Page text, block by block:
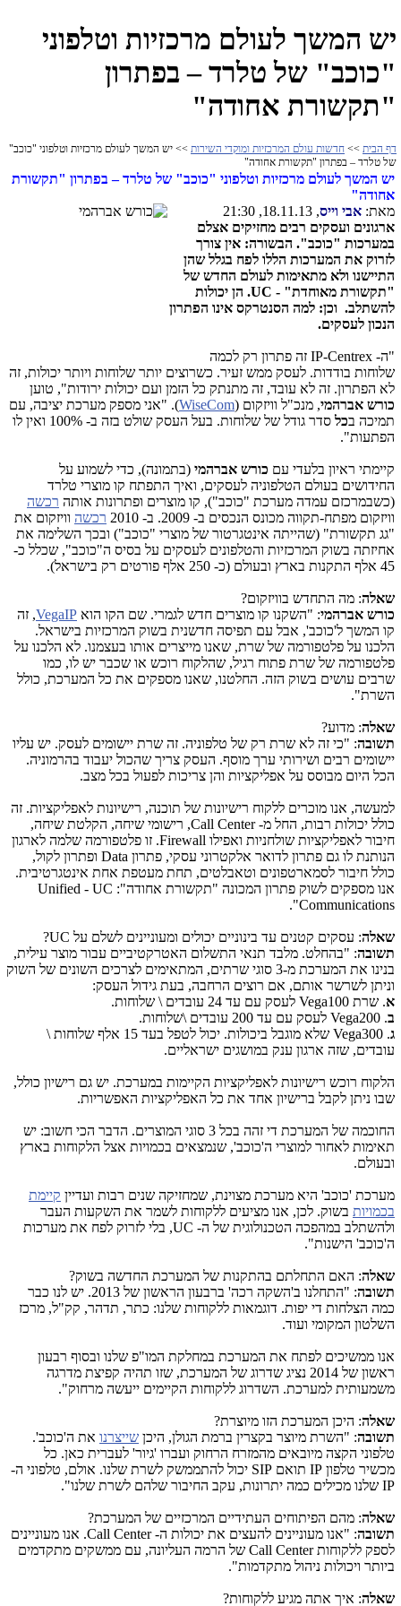
יש המשך לעולם מרכזיות וטלפוני
"כוכב" של טלרד – בפתרון
"תקשורת אחודה"
דף הבית >> חדשות עולם המרכזיות ומוקדי השירות >> יש המשך לעולם מרכזיות וטלפוני "כוכב"
של טלרד – בפתרון "תקשורת אחודה"
יש המשך לעולם מרכזיות וטלפוני "כוכב" של טלרד – בפתרון "תקשורת
אחודה"
מאת: אבי וייס, 18.11.13, 21:30
ארגונים ועסקים רבים מחזיקים אצלם
במערכות "כוכב". הבשורה: אין צורך
לזרוק את המערכות הללו לפח בגלל שהן
התיישנו ולא מתאימות לעולם החדש של
"תקשורת מאוחדת" -
UC. הן יכולות
להשתלב. וכן: למה הסנטרקס אינו הפתרון
הנכון לעסקים.
"ה- IP-Centrex זה פתרון רק לכמה
שלוחות בודדות. לעסק ממש זעיר. כשרוצים יותר שלוחות ויותר יכולות, זה
לא הפתרון. זה לא עובד, זה מתנתק כל הזמן ועם יכולות ירודות", טוען
כורש אברהמי, מנכ"ל וויזקום (WiseCom). "אני מספק מערכת יציבה, עם
תמיכה בכל
סדר גודל של שלוחות. בעל העסק שולט בזה ב- 100% ואין לו
הפתעות".
קיימתי ראיון בלעדי עם כורש אברהמי (בתמונה), כדי לשמוע על
החידושים בעולם הטלפוניה לעסקים, ואיך התפתח קו מוצרי טלרד
(כשבמרכזם עמדה מערכת "כוכב"), קו מוצרים ופתרונות אותה רכשה
וויזקום מפתח-תקווה מכונס הנכסים ב- 2009. ב- 2010
רכשה וויזקום את
"גג תקשורת" (שהייתה אינטגרטור של מוצרי "כוכב") ובכך השלימה את
אחיזתה בשוק המרכזיות והטלפונים לעסקים על בסיס ה"כוכב", שכלל כ-
45 אלף התקנות בארץ ובעולם (כ- 250 אלף פורטים רק בישראל).
שאלה: מה התחדש בוויזקום?
כורש אברהמי: "השקנו קו מוצרים חדש לגמרי. שם הקו הוא VegaIP, זה
קו המשך ל'כוכב', אבל עם תפיסה חדשנית בשוק המרכזיות בישראל.
הלכנו על פלטפורמה של שרת, שאנו מייצרים אותו בעצמנו. לא הלכנו על
פלטפורמה של שרת פתוח רגיל, שהלקוח רוכש או שכבר יש לו, כמו
שרבים עושים בשוק הזה. החלטנו, שאנו מספקים את כל המערכת, כולל
השרת".
שאלה: מדוע?
תשובה: "כי זה לא שרת רק של טלפוניה. זה שרת יישומים לעסק. יש עליו
יישומים רבים ושירותי ערך מוסף. העסק צריך שהכול יעבוד בהרמוניה.
הכל היום מבוסס על אפליקציות והן צריכות לפעול בכל מצב.
למעשה, אנו מוכרים ללקוח רישיונות של תוכנה, רישיונות לאפליקציות. זה
כולל יכולות רבות, החל מ-Call Center, רישומי שיחה, הקלטת שיחה,
חיבור לאפליקציות שולחניות ואפילו Firewall. זו פלטפורמה שלמה לארגון
הנותנת לו גם פתרון לדואר אלקטרוני עסקי, פתרון Data ופתרון לקול,
כולל חיבור לסמארטפונים וטאבלטים, תחת מעטפת אחת אינטגרטיבית.
אנו מספקים לשוק פתרון המכונה "תקשורת אחודה": UC
-
Unified
Communications
".
שאלה: עסקים קטנים עד בינוניים יכולים ומעוניינים לשלם על UC
?
תשובה: "בהחלט. מלבד תנאי התשלום האטרקטיביים עבור מוצר עילית,
בנינו את המערכת מ-3 סוגי שרתים, המתאימים לצרכים השונים של השוק
וניתן לשרשר אותם, אם רוצים הרחבה, בעת גידול העסק:
א. שרת Vega100 לעסק עם עד 24 עובדים \ שלוחות.
ב.
Vega200 לעסק עם עד 200 עובדים \שלוחות.
ג.
Vega300
שלא מוגבל ביכולות. יכול לטפל בעד 15 אלף שלוחות \
עובדים, שזה ארגון ענק במושגים ישראליים.
הלקוח רוכש רישיונות לאפליקציות הקיימות במערכת. יש גם רישיון כולל,
שבו ניתן לקבל ברישיון אחד את כל האפליקציות האפשריות.
החוכמה של המערכת די זהה בכל 3 סוגי המוצרים. הדבר הכי חשוב: יש
תאימות לאחור למוצרי ה'כוכב', שנמצאים בכמויות אצל הלקוחות בארץ
ובעולם.
מערכת 'כוכב' היא מערכת מצוינת, שמחזיקה שנים רבות ועדיין קיימת
בכמויות בשוק. לכן, אנו מציעים ללקוחות לשמר את השקעות העבר
ולהשתלב במהפכה הטכנולוגית של ה- UC, בלי לזרוק לפח את מערכות
ה'כוכב' הישנות".
שאלה: האם התחלתם בהתקנות של המערכת החדשה בשוק?
תשובה
: "התחלנו ב'השקה רכה' ברבעון הראשון של 2013. יש לנו כבר
כמה הצלחות די יפות. דוגמאות ללקוחות שלנו: כתר, תדהר, קק"ל, מרכז
השלטון המקומי ועוד.
אנו ממשיכים לפתח את המערכת במחלקת המו"פ שלנו ובסוף רבעון
ראשון של 2014 נציג שדרוג של המערכת, שזו תהיה קפיצת מדרגה
משמעותית למערכת. השדרוג ללקוחות הקיימים ייעשה מרחוק".
שאלה: היכן המערכת הזו מיוצרת?
תשובה: "השרת מיוצר בקצרין ברמת הגולן, היכן שייצרנו את ה'כוכב'.
טלפוני הקצה מיובאים מהמזרח הרחוק ועברו 'גיור' לעברית כאן. כל
מכשיר טלפון IP תואם SIP יכול להתממשק לשרת שלנו. אולם, טלפוני ה-
IP שלנו מכילים כמה יתרונות, עקב החיבור שלהם לשרת שלנו".
שאלה: מהם הפיתוחים העתידיים המרכזיים של המערכת?
תשובה: "אנו מעוניינים להעצים את יכולות ה-Call Center. אנו מעוניינים
לספק ללקוחותCall Center של הרמה העליונה, עם ממשקים מתקדמים
ביותר ויכולות ניהול מתקדמות".
שאלה: איך אתה מגיע ללקוחות?